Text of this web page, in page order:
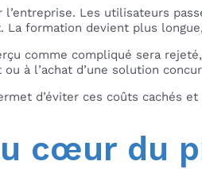
Les utilisateurs
formation devient plus
comme compliqué sera
à l’achat d’une solution
d’éviter ces coûts cachés et
cœur du